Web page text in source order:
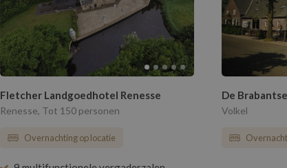
Fletcher Landgoedhotel Renesse
Renesse, Tot 150 personen
Overnachting op locatie
De
Volkel